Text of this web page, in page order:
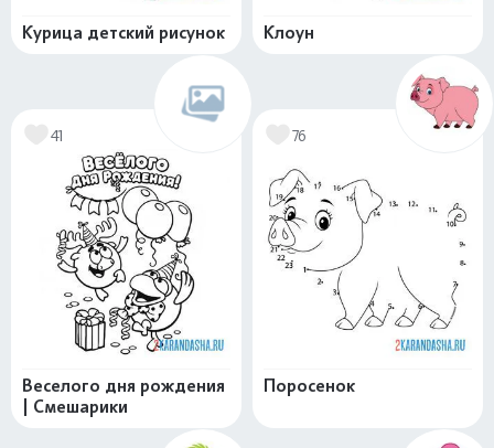
Курица детский рисунок Клоун
41
Веселого дня рождения
| Смешарики
76
Поросенок